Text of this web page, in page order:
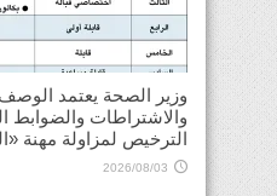
وزير الصحة يعتمد
والاشتراطات والضوابط
الترخيص لمزاولة مهنة
2026/08/03